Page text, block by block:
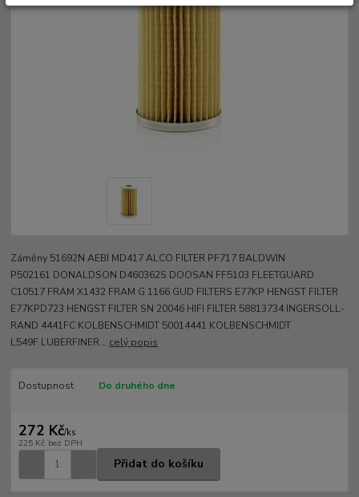
Záměny 51692N AEBI MD417 ALCO FILTER PF717 BALDWIN
P502161 DONALDSON D460362S DOOSAN FF5103 FLEETGUARD
C10517 FRAM X1432 FRAM G 1166 GUD FILTERS E77KP HENGST FILTER
E77KPD723 HENGST FILTER SN 20046 HIFI FILTER 58813734 INGERSOLL-
RAND 4441FC KOLBENSCHMIDT 50014441 KOLBENSCHMIDT
L549F LUBERFINER... celý popis
Dostupnost Do druhého dne
272 Kč/ks
225 Kč bez DPH
Přidat do košíku